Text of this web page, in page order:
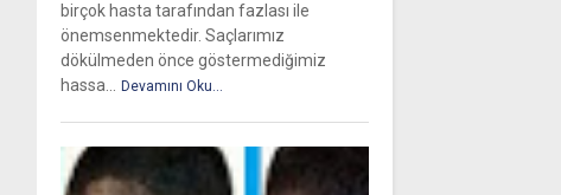
birçok hasta tarafından fazlası ile
önemsenmektedir. Saçlarımız
dökülmeden önce göstermediğimiz
hassa...
Devamını Oku...